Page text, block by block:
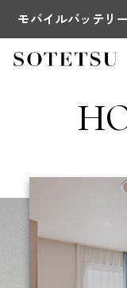
モバイルバッテリ